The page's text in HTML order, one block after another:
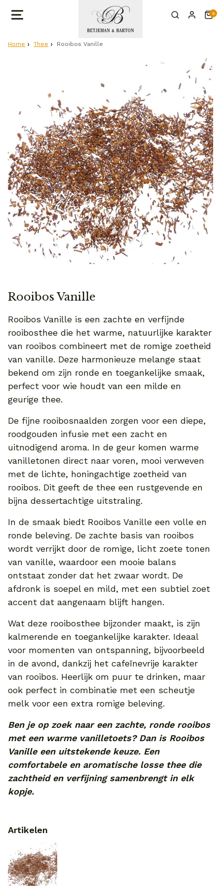
0
Home Thee Rooibos Vanille
Rooibos Vanille
Rooibos Vanille is een zachte en verfijnde
rooibosthee die het warme, natuurlijke karakter
van rooibos combineert met de romige zoetheid
van vanille. Deze harmonieuze melange staat
bekend om zijn ronde en toegankelijke smaak,
perfect voor wie houdt van een milde en
geurige thee.
De fijne rooibosnaalden zorgen voor een diepe,
roodgouden infusie met een zacht en
uitnodigend aroma. In de geur komen warme
vanilletonen direct naar voren, mooi verweven
met de lichte, honingachtige zoetheid van
rooibos. Dit geeft de thee een rustgevende en
bijna dessertachtige uitstraling.
In de smaak biedt Rooibos Vanille een volle en
ronde beleving. De zachte basis van rooibos
wordt verrijkt door de romige, licht zoete tonen
van vanille, waardoor een mooie balans
ontstaat zonder dat het zwaar wordt. De
afdronk is soepel en mild, met een subtiel zoet
accent dat aangenaam blijft hangen.
Wat deze rooibosthee bijzonder maakt, is zijn
kalmerende en toegankelijke karakter. Ideaal
voor momenten van ontspanning, bijvoorbeeld
in de avond, dankzij het cafeïnevrije karakter
van rooibos. Heerlijk om puur te drinken, maar
ook perfect in combinatie met een scheutje
melk voor een extra romige beleving.
Ben je op zoek naar een zachte, ronde rooibos
met een warme vanilletoets? Dan is Rooibos
Vanille een uitstekende keuze. Een
comfortabele en aromatische losse thee die
zachtheid en verfijning samenbrengt in elk
kopje.
Artikelen